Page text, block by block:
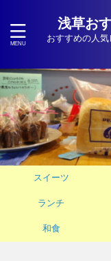
浅草お
おすすめの人
スイーツ
ランチ
和食